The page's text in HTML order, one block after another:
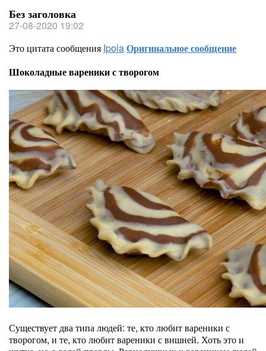
Без заголовка
27-08-2020 19:02
Это цитата сообщения IpolaОригинальное сообщение
Шоколадные вареники с творогом
Существует два типа людей: те, кто любит вареники с
творогом, и те, кто любит вареники с вишней. Хоть это и